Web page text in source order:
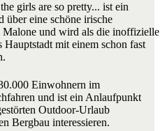
girls are so pretty... ist ein
über eine schöne irische
Malone und wird als die inoffizielle
mit einem schon fast
Einwohnern im
und ist ein Anlaufpunkt
Outdoor-Urlaub
Bergbau interessieren.